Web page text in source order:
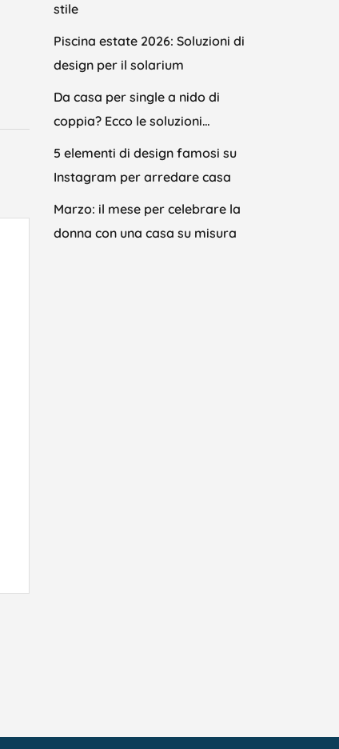
stile
Piscina estate 2026: Soluzioni di
design per il solarium
Da casa per single a nido di
coppia? Ecco le soluzioni…
5 elementi di design famosi su
Instagram per arredare casa
Marzo: il mese per celebrare la
donna con una casa su misura